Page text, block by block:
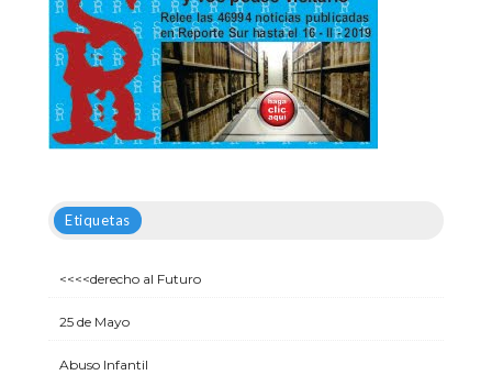
Etiquetas
<<<<derecho al Futuro
25 de Mayo
Abuso Infantil